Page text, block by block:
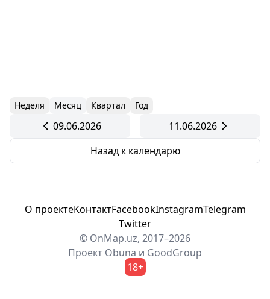
Неделя Месяц Квартал Год
09.06.2026
11.06.2026
Назад к календарю
О проектеКонтактFacebookInstagramTelegram
Twitter
© OnMap.uz, 2017–2026
Проект Obuna и GoodGroup
18+